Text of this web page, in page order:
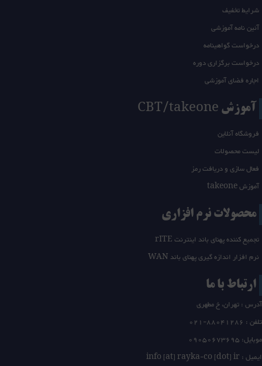
شرایط تخفیف
آئین نامه آموزشی
درخواست گواهینامه
درخواست برگزاری دوره
اجاره فضای آموزشی
آموزش CBT/takeone
فروشگاه آنلاین
لیست محصولات
فعال سازی و دریافت رمز
آموزش takeone
محصولات نرم افزاری
تجمیع کننده پهنای باند اینترنت rITE
نرم افزار اندازه گیری پهنای باند WAN
ارتباط با ما
آدرس : تهران، خ مطهری
تلفن : 21-88041286
0
موبایل: 09050673695
ایمیل : info [at] rayka-co [dot] ir